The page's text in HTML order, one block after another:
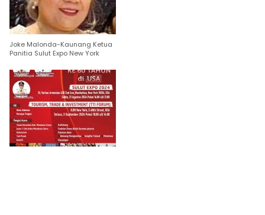
Joke Malonda-Kaunang Ketua
Panitia Sulut Expo New York